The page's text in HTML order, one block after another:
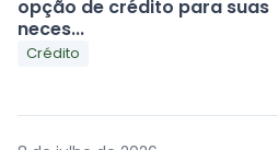
opção de crédito para suas
neces...
Crédito